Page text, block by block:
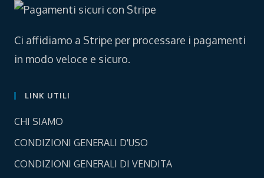
tab
Ci affidiamo a Stripe per processare i pagamenti
in modo veloce e sicuro.
LINK UTILI
CHI SIAMO
a
new
CONDIZIONI GENERALI D'USO
a
CONDIZIONI GENERALI DI VENDITA